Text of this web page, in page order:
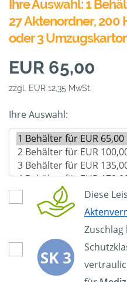
Ihre Auswahl: 1
27 Aktenordner, 200
oder 3
EUR 65,00
zzgl. EUR 12,35 MwSt.
Ihre Auswahl:
Diese
Zuschlag